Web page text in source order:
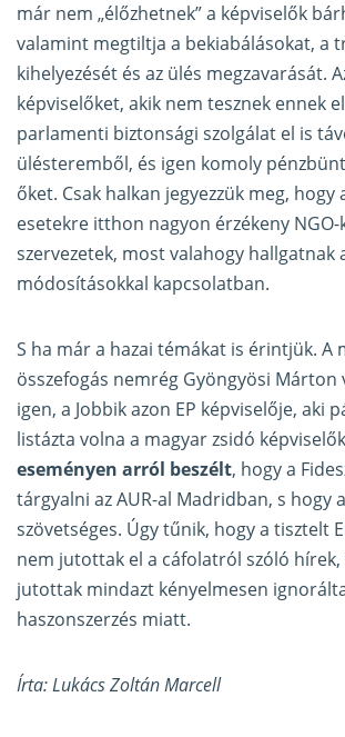
már nem „élőzhetnek” a képviselők
valamint megtiltja a bekiabálásokat, a
kihelyezését és az ülés megzavarását.
képviselőket, akik nem tesznek ennek
parlamenti biztonsági szolgálat el is
ülésteremből, és igen komoly
őket. Csak halkan jegyezzük meg, hogy
esetekre itthon nagyon érzékeny NGO-
szervezetek, most valahogy hallgatnak
módosításokkal kapcsolatban.
S ha már a hazai témákat is érintjük. A
összefogás nemrég Gyöngyösi Márton
igen, a Jobbik azon EP képviselője, aki
listázta volna a magyar zsidó
eseményen arról beszélt, hogy a
tárgyalni az AUR-al Madridban, s hogy
szövetséges. Úgy tűnik, hogy a tisztelt
nem jutottak el a cáfolatról szóló hírek,
jutottak mindazt kényelmesen
haszonszerzés miatt.
Írta: Lukács Zoltán Marcell